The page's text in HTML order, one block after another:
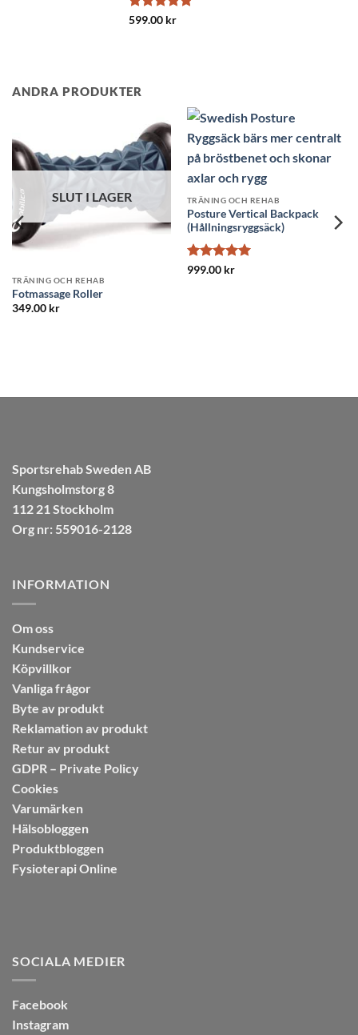
Betygsatt
599.00 kr
ANDRA PRODUKTER
SLUT I LAGER
OCH REHAB
Roller
kr
TRÄNING OCH REHAB
Posture Vertical Backpack
(Hållningsryggsäck)
Betygsatt5
kr
Sportsrehab Sweden AB
Kungsholmstorg 8
112 21 Stockholm
Org nr: 559016-2128
INFORMATION
Om oss
Kundservice
Köpvillkor
Vanliga frågor
Byte av produkt
Reklamation av produkt
Retur av produkt
GDPR – Private Policy
Cookies
Varumärken
Hälsobloggen
Produktbloggen
Fysioterapi Online
SOCIALA MEDIER
Facebook
Instagram